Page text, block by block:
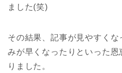
ました(笑)
その結果、記事が見やすく
みが早くなったりといった
りました。